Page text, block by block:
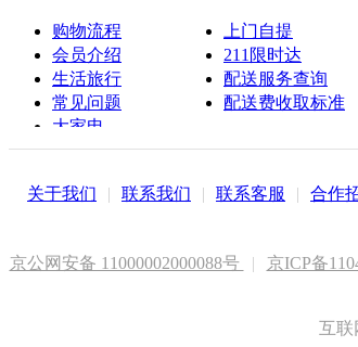
购物流程
会员介绍
生活旅行
常见问题
大家电
联系客服
上门自提
211限时达
配送服务查询
配送费收取标准
关于我们 | 联系我们 | 联系客服 | 合作
京公网安备 11000002000088号 | 京ICP备
互联